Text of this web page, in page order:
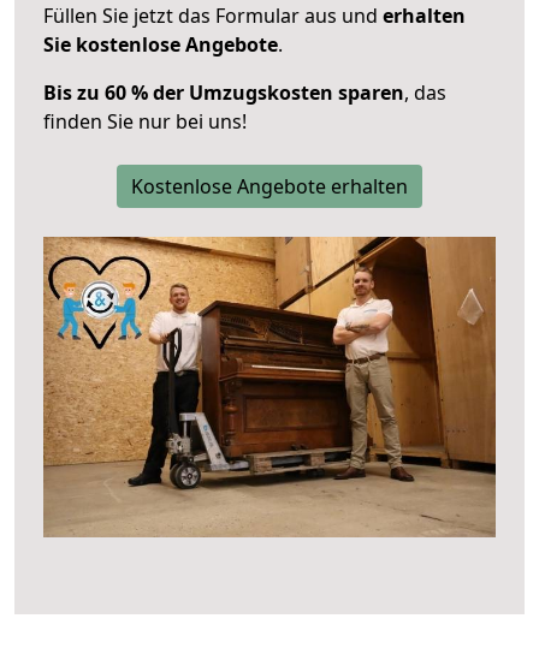
Füllen Sie jetzt das Formular aus und erhalten
Sie kostenlose Angebote.
Bis zu 60 % der Umzugskosten sparen, das
finden Sie nur bei uns!
Kostenlose Angebote erhalten